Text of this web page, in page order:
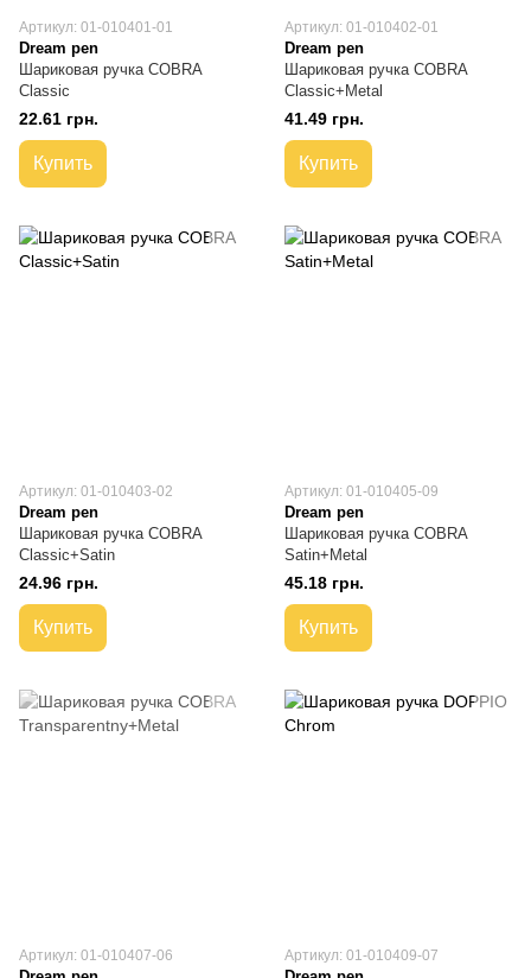
Артикул: 01-010401-01
Dream pen
Шариковая ручка COBRA
Classic
22.61 грн.
Купить
Артикул: 01-010402-01
Dream pen
Шариковая ручка COBRA
Classic+Metal
41.49 грн.
Купить
Артикул: 01-010403-02
Dream pen
Шариковая ручка COBRA
Classic+Satin
24.96 грн.
Купить
Артикул: 01-010405-09
Dream pen
Шариковая ручка COBRA
Satin+Metal
45.18 грн.
Купить
Артикул: 01-010407-06 Артикул: 01-010409-07